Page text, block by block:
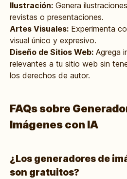
Ilustración: Genera
revistas o presentaciones.
Artes Visuales: Experimenta
visual único y expresivo.
Diseño de Sitios Web: Agrega
relevantes a tu sitio web sin
los derechos de autor.
FAQs sobre
Imágenes con IA
¿Los generadores de
son gratuitos?